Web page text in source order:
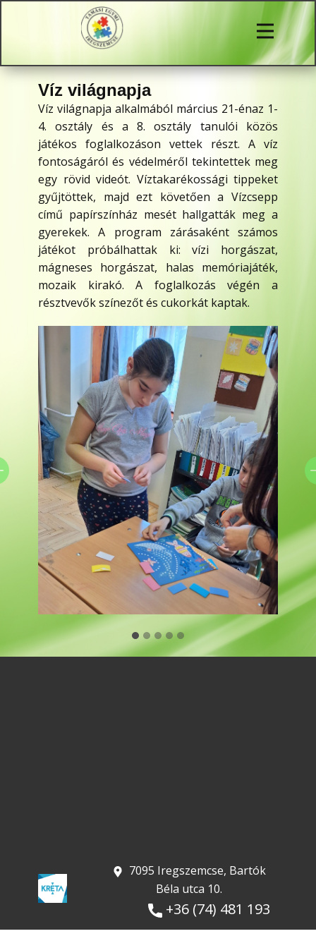
Víz világnapja
Víz világnapja alkalmából március 21-énaz 1-
4. osztály és a 8. osztály tanulói közös
játékos foglalkozáson vettek részt. A víz
fontoságáról és védelméről tekintettek meg
egy rövid videót. Víztakarékossági tippeket
gyűjtöttek, majd ezt követően a Vízcsepp
című papírszínház mesét hallgatták meg a
gyerekek. A program zárásaként számos
játékot próbálhattak ki: vízi horgászat,
mágneses horgászat, halas memóriajáték,
mozaik kirakó. A foglalkozás végén a
résztvevők színezőt és cukorkát kaptak.
​ 7095 Iregszemcse, Bartók
Béla utca 10.
+36 (74) 481 193